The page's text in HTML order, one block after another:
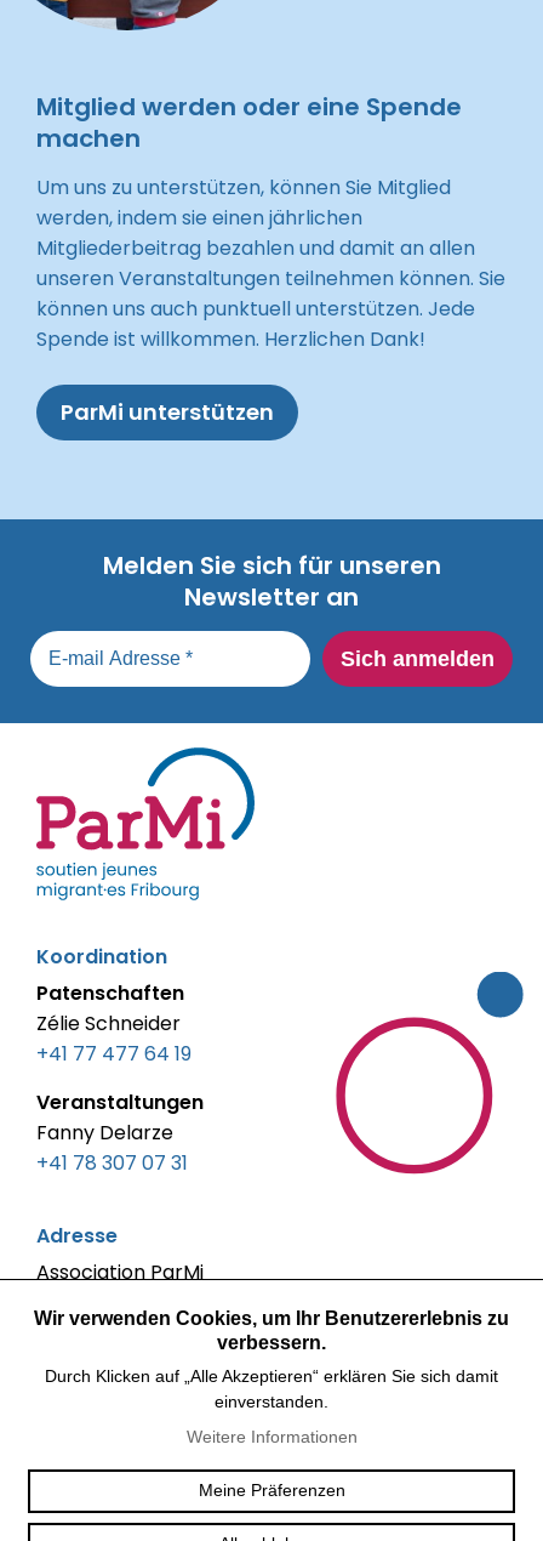
Mitglied werden oder eine Spende
machen
Um uns zu unterstützen, können Sie Mitglied
werden, indem sie einen jährlichen
Mitgliederbeitrag bezahlen und damit an allen
unseren Veranstaltungen teilnehmen können. Sie
können uns auch punktuell unterstützen. Jede
Spende ist willkommen. Herzlichen Dank!
ParMi unterstützen
Melden Sie sich für unseren
Newsletter an
Koordination
Patenschaften
Zélie Schneider
+41 77 477 64 19
Veranstaltungen
Fanny Delarze
+41 78 307 07 31
Adresse
Association ParMi
Boulevard de Pérolles 40
1700 Fribourg
Gespräche nach Vereinbarung
Soziale Netzwerke
Wir verwenden Cookies, um Ihr Benutzererlebnis zu
verbessern.
Durch Klicken auf „Alle Akzeptieren“ erklären Sie sich damit
einverstanden.
Weitere Informationen
Meine Präferenzen